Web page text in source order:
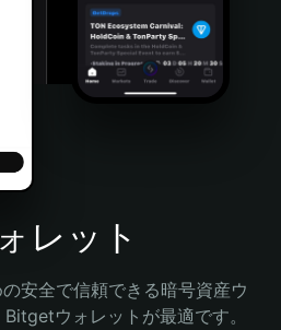
レット
安全で信頼できる暗号資産ウ
ウォレットが最適です。